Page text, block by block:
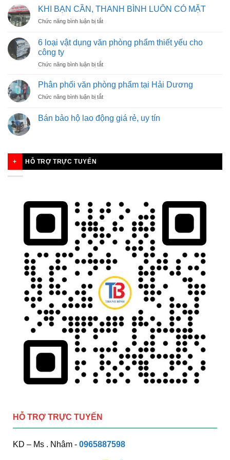
DỤNG
NHÂN
VIÊN
HÀNG
KHI BẠN CẦN, THANH BÌNH LUÔN CÓ MẶT
Chức năng bình luận bị tắtở
CẦN,
BÌNH
CÓ
MẶT
6 loại vật dụng văn phòng phẩm thiết yếu cho
công ty
Chức năng bình luận bị tắtở
loại
dụng
phòng
ty
Phân phối văn phòng phẩm tại Hải Dương
Chức năng bình luận bị tắtở
phối
văn
Bán bảo hộ lao động giá rẻ, uy tín
HỖ TRỢ TRỰC TUYẾN
HỖ TRỢ TRỰC TUYẾN
KD – Ms . Nhâm - 0965887598